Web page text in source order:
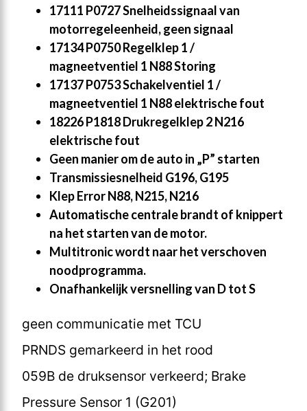
17111 P0727 Snelheidssignaal van
motorregeleenheid, geen signaal
17134 P0750 Regelklep 1 /
magneetventiel 1 N88 Storing
17137 P0753 Schakelventiel 1 /
magneetventiel 1 N88 elektrische fout
18226 P1818 Drukregelklep 2 N216
elektrische fout
Geen manier om de auto in „P” starten
Transmissiesnelheid G196, G195
Klep Error N88, N215, N216
Automatische centrale brandt of knippert
na het starten van de motor.
Multitronic wordt naar het verschoven
noodprogramma.
Onafhankelijk versnelling van D tot S
geen communicatie met TCU
PRNDS gemarkeerd in het rood
059B de druksensor verkeerd; Brake
Pressure Sensor 1 (G201)